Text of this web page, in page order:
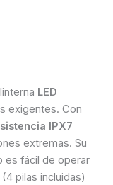
LED
exigentes. Con
IPX7
extremas. Su
es fácil de operar
(4 pilas incluidas)